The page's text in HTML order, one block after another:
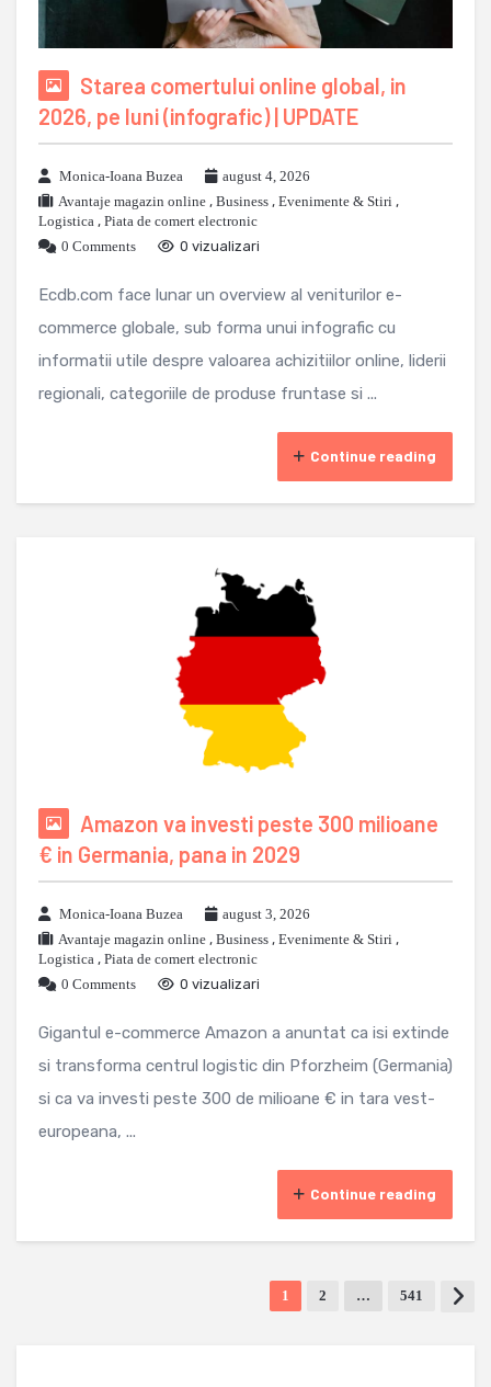
Starea comertului online global, in
2026, pe luni (infografic) | UPDATE
Monica-Ioana Buzea
august 4, 2026
Avantaje magazin online , Business , Evenimente & Stiri ,
Logistica , Piata de comert electronic
0 Comments
0 vizualizari
Ecdb.com face lunar un overview al veniturilor e-
commerce globale, sub forma unui infografic cu
informatii utile despre valoarea achizitiilor online, liderii
regionali, categoriile de produse fruntase si ...
Continue reading
Amazon va investi peste 300 milioane
€ in Germania, pana in 2029
Monica-Ioana Buzea
august 3, 2026
Avantaje magazin online , Business , Evenimente & Stiri ,
Logistica , Piata de comert electronic
0 Comments
0 vizualizari
Gigantul e-commerce Amazon a anuntat ca isi extinde
si transforma centrul logistic din Pforzheim (Germania)
si ca va investi peste 300 de milioane € in tara vest-
europeana, ...
Continue reading
1 2 … 541